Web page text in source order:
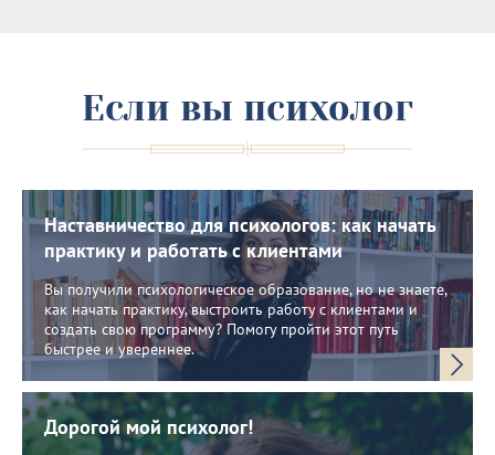
Если вы психолог
Наставничество для психологов: как начать
практику и работать с клиентами
Вы получили психологическое образование, но не знаете,
как начать практику, выстроить работу с клиентами и
создать свою программу? Помогу пройти этот путь
быстрее и увереннее.
Дорогой мой психолог!